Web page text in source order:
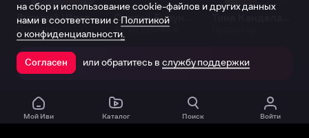
Виталий Шляппо
Продюсер Актёр дубляжа
Открыть в приложении
Мой Иви Каталог Поиск Войти
на сбор и использование cookie-файлов и других данных
нами в соответствии с Политикой
о конфиденциальности.
Согласен или обратитесь в службу поддержки